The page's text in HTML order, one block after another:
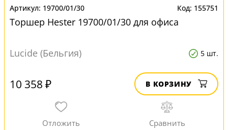
19700/01/30 155751
Торшер Hester 19700/01/30 для офиса
Lucide (Бельгия) 5 шт.
10 358 ₽ В КОРЗИНУ